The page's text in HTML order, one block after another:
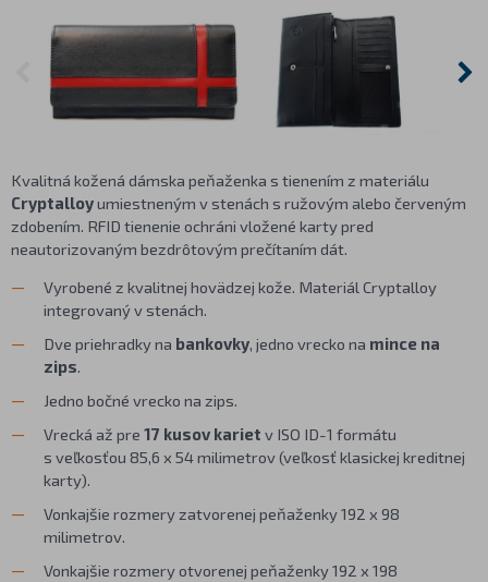
Kvalitná kožená dámska peňaženka s tienením z materiálu
Cryptalloyumiestneným v stenách s ružovým alebo červeným
zdobením. RFID tienenie ochráni vložené karty pred
neautorizovaným bezdrôtovým prečítaním dát.
Vyrobené z kvalitnej hovädzej kože. Materiál Cryptalloy
integrovaný v stenách.
Dve priehradky na bankovky, jedno vrecko na mince na
zips.
Jedno bočné vrecko na zips.
Vrecká až pre 17 kusov kariet v ISO ID-1 formátu
s veľkosťou 85,6 x 54 milimetrov (veľkosť klasickej kreditnej
karty).
Vonkajšie rozmery zatvorenej peňaženky 192 x 98
milimetrov.
Vonkajšie rozmery otvorenej peňaženky 192 x 198